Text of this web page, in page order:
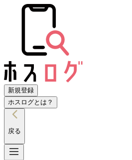
新規登録
ホスログとは？
戻る